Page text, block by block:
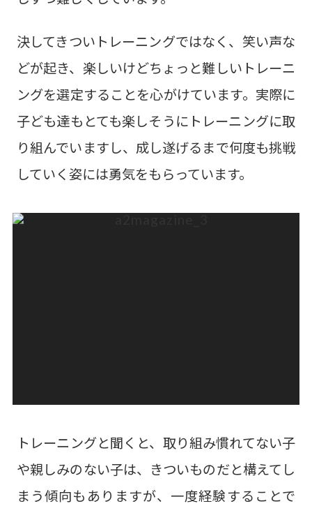
決してきついトレーニングではなく、笑い声な
どが起き、楽しいけどちょっと難しいトレーニ
ングを選定することを心がけています。実際に
子ども達もとても楽しそうにトレーニングに取
り組んでいますし、成し遂げるまで何度も挑戦
していく姿には勇気をもらっています。
トレーニングと聞くと、取り組み慣れてない子
や親しみのない子は、きついものだと構えてし
まう傾向もありますが、一度経験することで